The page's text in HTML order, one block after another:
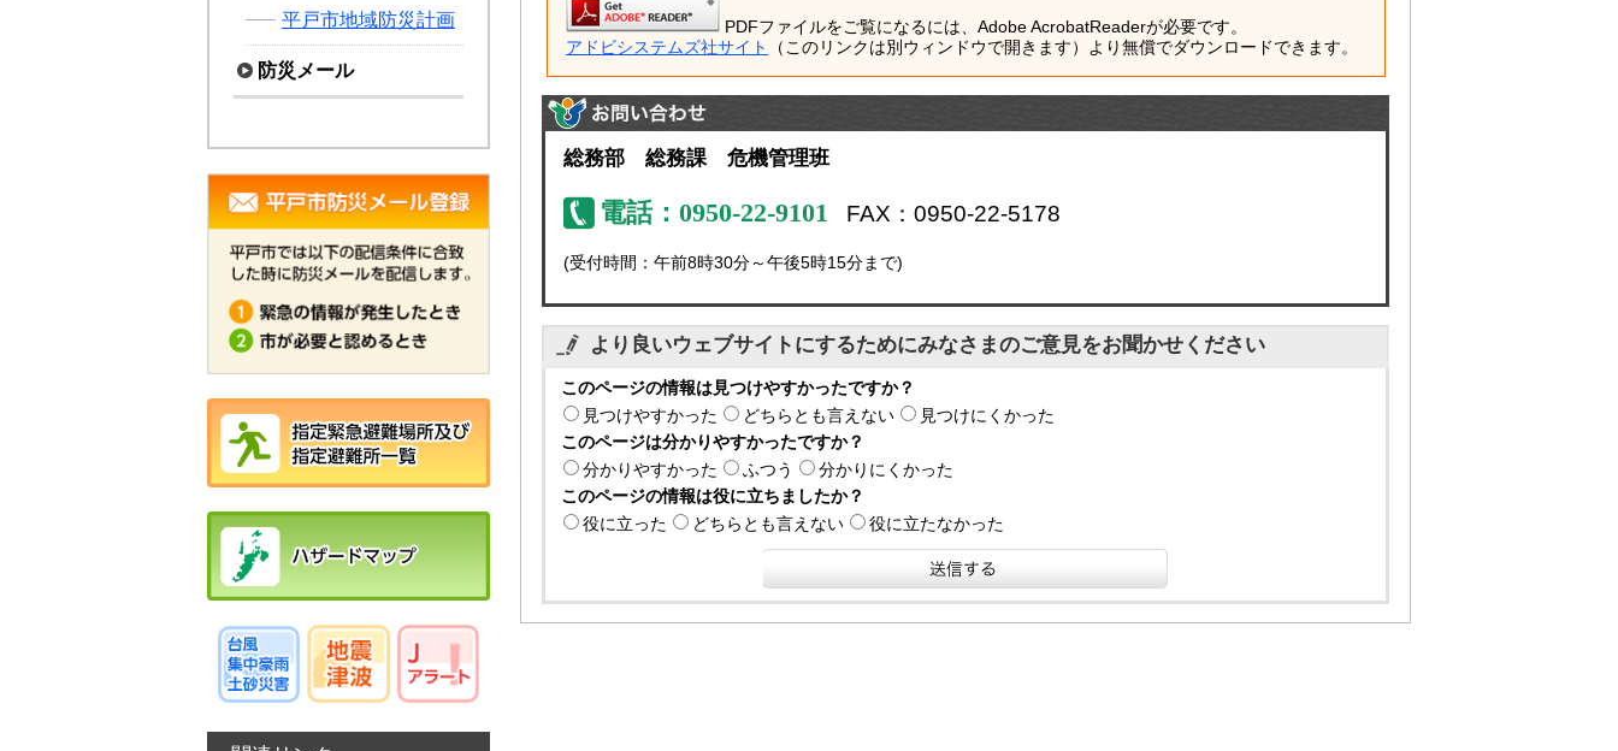
PDFファイルをご覧になるには、Adobe AcrobatReaderが必要です。
アドビシステムズ社サイト
（このリンクは別ウィンドウで開きます）より無償でダウンロードできます。
総務部 総務課 危機管理班
電話：0950-22-9101 FAX：0950-22-5178
(受付時間：午前8時30分～午後5時15分まで)
より良いウェブサイトにするためにみなさまのご意見をお聞かせください
このページの情報は見つけやすかったですか？
見つけやすかった
どちらとも言えない
見つけにくかった
このページは分かりやすかったですか？
分かりやすかった
ふつう
分かりにくかった
このページの情報は役に立ちましたか？
役に立った
どちらとも言えない 役に立たなかった
平戸市地域防災計画
防災メール